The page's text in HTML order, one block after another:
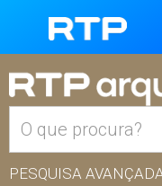
PESQUISA